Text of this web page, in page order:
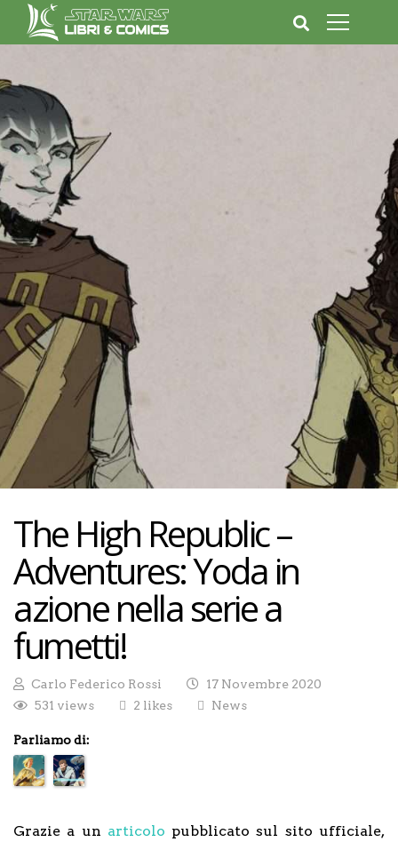
The High Republic –
Adventures: Yoda in
azione nella serie a
fumetti!
Carlo Federico Rossi
17 Novembre 2020
531 views
2 likes News
Parliamo di:
Grazie a un articolo pubblicato sul sito ufficiale,